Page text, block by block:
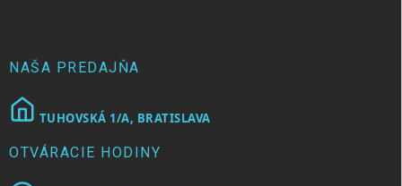
NAŠA PREDAJŇA
TUHOVSKÁ 1/A, BRATISLAVA
OTVÁRACIE HODINY